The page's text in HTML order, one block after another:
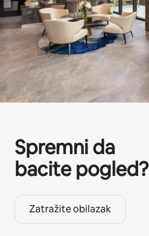
Spremni da
bacite pogled?
Zatražite obilazak